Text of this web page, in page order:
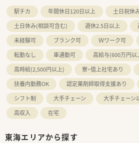
駅チカ 年間休日120日以上
土日祝休
土日休み(相談可含む)
週休2.5日以上
未経験可
ブランク可 Ｗワーク可
転勤なし
車通勤可
高給与(600万円以
高時給(2,500円以上)
寮・借上社宅あり
扶養内勤務OK
認定薬剤師取得支援あり
シフト制
大手チェーン 大手チェーン
高収入
在宅
東海エリアから探す